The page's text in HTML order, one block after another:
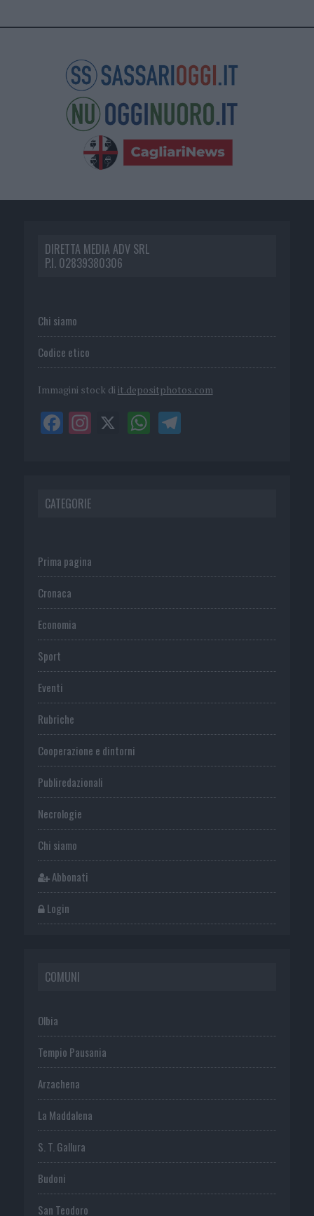
DIRETTA MEDIA ADV SRL
P.I. 02839380306
Chi siamo
Codice etico
Immagini stock di it.depositphotos.com
CATEGORIE
Prima pagina
Cronaca
Economia
Sport
Eventi
Rubriche
Cooperazione e dintorni
Publiredazionali
Necrologie
Chi siamo
Abbonati
Login
COMUNI
Olbia
Tempio Pausania
Arzachena
La Maddalena
S. T. Gallura
Budoni
San Teodoro